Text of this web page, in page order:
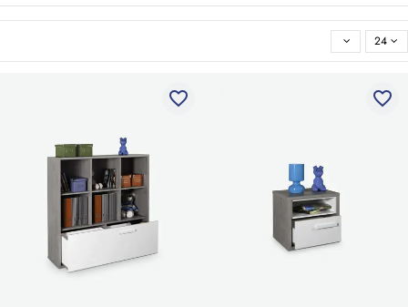
24
favorite_border favorite_border